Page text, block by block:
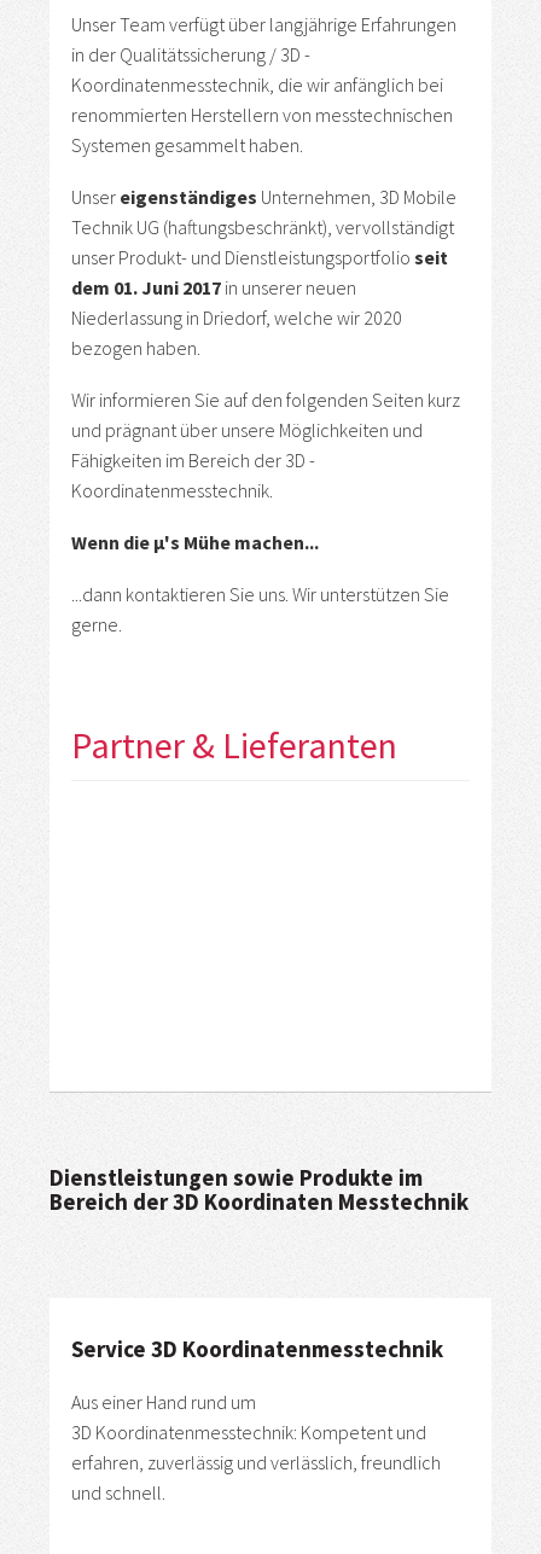
Unser Team verfügt über langjährige Erfahrungen
in der Qualitätssicherung / 3D -
Koordinatenmesstechnik, die wir anfänglich bei
renommierten Herstellern von messtechnischen
Systemen gesammelt haben.
Unser eigenständiges Unternehmen, 3D Mobile
Technik UG (haftungsbeschränkt), vervollständigt
unser Produkt- und Dienstleistungsportfolio seit
dem 01. Juni 2017in unserer neuen
Niederlassung in Driedorf, welche wir 2020
bezogen haben.
Wir informieren Sie auf den folgenden Seiten kurz
und prägnant über unsere Möglichkeiten und
Fähigkeiten im Bereich der 3D -
Koordinatenmesstechnik.
Wenn die µ's Mühe machen...
...dann kontaktieren Sie uns. Wir unterstützen Sie
gerne.
Partner & Lieferanten
Dienstleistungen sowie Produkte im
Bereich der 3D Koordinaten Messtechnik
Service 3D Koordinatenmesstechnik
Aus einer Hand rund um
3D Koordinatenmesstechnik: Kompetent und
erfahren, zuverlässig und verlässlich, freundlich
und schnell.